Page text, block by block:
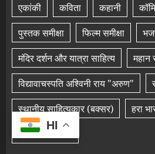
एकांकी
कविता कहानी
पुस्तक समीक्षा
फिल्म समीक्षा
मंदिर दर्शन और यात्रा साहित्य
महान
विद्यावाचस्पति अश्विनी राय "अरुण"
स्थानीय साहित्यकार (बक्सर)
हरा
हिंदी साहित्यकार
HI